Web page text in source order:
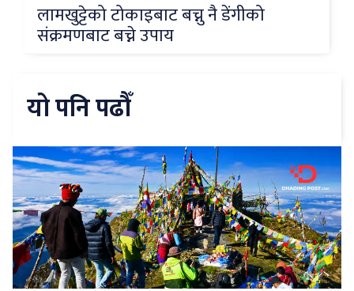
लामखुट्टेको टोकाइबाट बच्नु नै डेंगीको
संक्रमणबाट बच्ने उपाय
यो पनि पढौँ